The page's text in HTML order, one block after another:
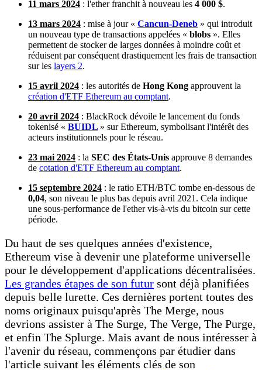
11 mars 2024 : l'ether franchit à nouveau les 4 000 $.
13 mars 2024 : mise à jour « Cancun-Deneb » qui introduit
un nouveau type de transactions appelées « blobs ». Elles
permettent de stocker de larges données à moindre coût et
réduisent par conséquent drastiquement les frais de transaction
sur les layers 2.
15 avril 2024 : les autorités de Hong Kong approuvent la
création d'ETF Ethereum au comptant.
20 avril 2024 : BlackRock dévoile le lancement du fonds
tokenisé « BUIDL » sur Ethereum, symbolisant l'intérêt des
acteurs institutionnels pour le réseau.
23 mai 2024 : la SEC des États-Unis approuve 8 demandes
de cotation d'ETF Ethereum au comptant.
15 septembre 2024 : le ratio ETH/BTC tombe en-dessous de
0,04, son niveau le plus bas depuis avril 2021. Cela indique
une sous-performance de l'ether vis-à-vis du bitcoin sur cette
période.
Du haut de ses quelques années d'existence,
Ethereum vise à devenir une plateforme universelle
pour le développement d'applications décentralisées.
Les grandes étapes de son futur sont déjà planifiées
depuis belle lurette. Ces dernières portent toutes des
noms originaux puisqu'après The Merge, nous
devrions assister à The Surge, The Verge, The Purge,
et enfin The Splurge. Mais avant de nous intéresser à
l'avenir du réseau, commençons par étudier dans
l'article suivant les éléments clés de son